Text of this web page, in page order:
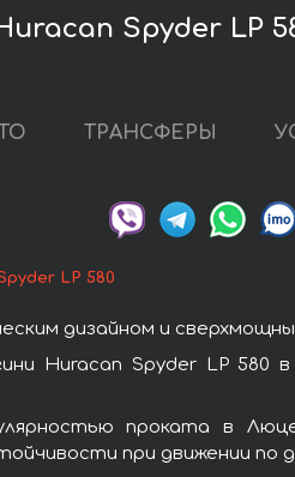
Spyder LP
ТРАНСФЕРЫ
LP 580
дизайном и
Huracan Spyder LP
проката в
при движении по